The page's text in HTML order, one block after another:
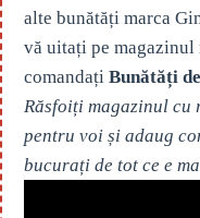
alte bunătăți marca
vă uitați pe magazinul
comandați Bunătăți
Răsfoiți magazinul cu
pentru voi și adaug
bucurați de tot ce e